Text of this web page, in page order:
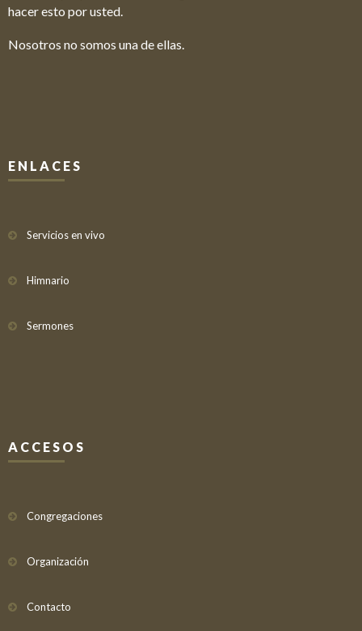
hacer esto por usted.
Nosotros no somos una de ellas.
ENLACES
Servicios en vivo
Himnario
Sermones
ACCESOS
Congregaciones
Organización
Contacto